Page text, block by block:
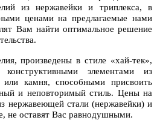
из нержавейки и триплекса, в
ценами на предлагаемые нами
Вам найти оптимальное решение
произведены в стиле «хай-тек»,
элементами из
или камня, способными присвоить
и неповторимый стиль. Цены на
нержавеющей стали (нержавейки) и
не оставят Вас равнодушными.